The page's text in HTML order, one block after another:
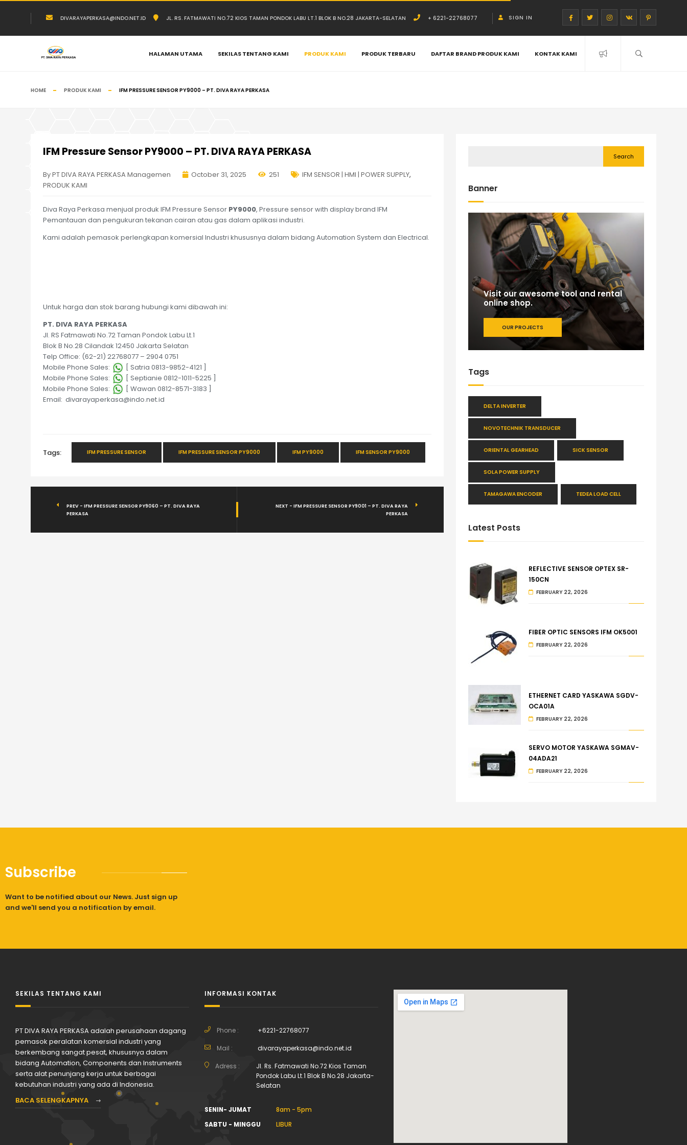
DIVARAYAPERKASA@INDO.NET.ID JL. RS. FATMAWATI NO.72 KIOS TAMAN PONDOK LABU LT.1 BLOK B NO.28 JAKARTA-SELATAN + 6221-22768077 SIGN IN
HALAMAN UTAMA SEKILAS TENTANG KAMI PRODUK KAMI PRODUK TERBARU DAFTAR BRAND PRODUK KAMI KONTAK KAMI
HOME PRODUK KAMI IFM PRESSURE SENSOR PY9000 – PT. DIVA RAYA PERKASA
IFM Pressure Sensor PY9000 – PT. DIVA RAYA PERKASA
By PT DIVA RAYA PERKASA Managemen October 31, 2025 251 IFM SENSOR | HMI | POWER SUPPLY,
PRODUK KAMI
Diva Raya Perkasa menjual produk IFM Pressure Sensor PY9000, Pressure sensor with display brand IFM
Pemantauan dan pengukuran tekanan cairan atau gas dalam aplikasi industri.
Kami adalah pemasok perlengkapan komersial Industri khususnya dalam bidang Automation System dan Electrical.
Untuk harga dan stok barang hubungi kami dibawah ini:
PT. DIVA RAYA PERKASA
Jl. RS Fatmawati No.72 Taman Pondok Labu Lt.1
Blok B No.28 Cilandak 12450 Jakarta Selatan
Telp Office: (62-21) 22768077 – 2904 0751
Mobile Phone Sales:
[ Satria 0813-9852-4121 ]
Mobile Phone Sales:
[ Septianie 0812-1011-5225 ]
Mobile Phone Sales:
[ Wawan 0812-8571-3183 ]
Email: divarayaperkasa@indo.net.id
Tags: IFM PRESSURE SENSOR IFM PRESSURE SENSOR PY9000 IFM PY9000 IFM SENSOR PY9000
PREV - IFM PRESSURE SENSOR PY9060 – PT. DIVA RAYA
PERKASA
NEXT - IFM PRESSURE SENSOR PY9001 – PT. DIVA RAYA
PERKASA
Search
Banner
Visit our awesome tool and rental
online shop.
OUR PROJECTS
Tags
DELTA INVERTER
NOVOTECHNIK TRANSDUCER
ORIENTAL GEARHEAD SICK SENSOR
SOLA POWER SUPPLY
TAMAGAWA ENCODER TEDEA LOAD CELL
Latest Posts
REFLECTIVE SENSOR OPTEX SR-
150CN
FEBRUARY 22, 2026
FIBER OPTIC SENSORS IFM OK5001
FEBRUARY 22, 2026
ETHERNET CARD YASKAWA SGDV-
OCA01A
FEBRUARY 22, 2026
SERVO MOTOR YASKAWA SGMAV-
04ADA21
FEBRUARY 22, 2026
Subscribe
Want to be notified about our News. Just sign up
and we'll send you a notification by email.
SEKILAS TENTANG KAMI
PT DIVA RAYA PERKASA adalah perusahaan dagang
pemasok peralatan komersial industri yang
berkembang sangat pesat, khususnya dalam
bidang Automation, Components dan Instruments
serta alat penunjang kerja untuk berbagai
kebutuhan industri yang ada di Indonesia.
BACA SELENGKAPNYA
INFORMASI KONTAK
Phone : +6221-22768077
Mail : divarayaperkasa@indo.net.id
Adress :
Jl. Rs. Fatmawati No.72 Kios Taman
Pondok Labu Lt.1 Blok B No.28 Jakarta-
Selatan
SENIN- JUMAT
8am - 5pm
SABTU - MINGGU
LIBUR